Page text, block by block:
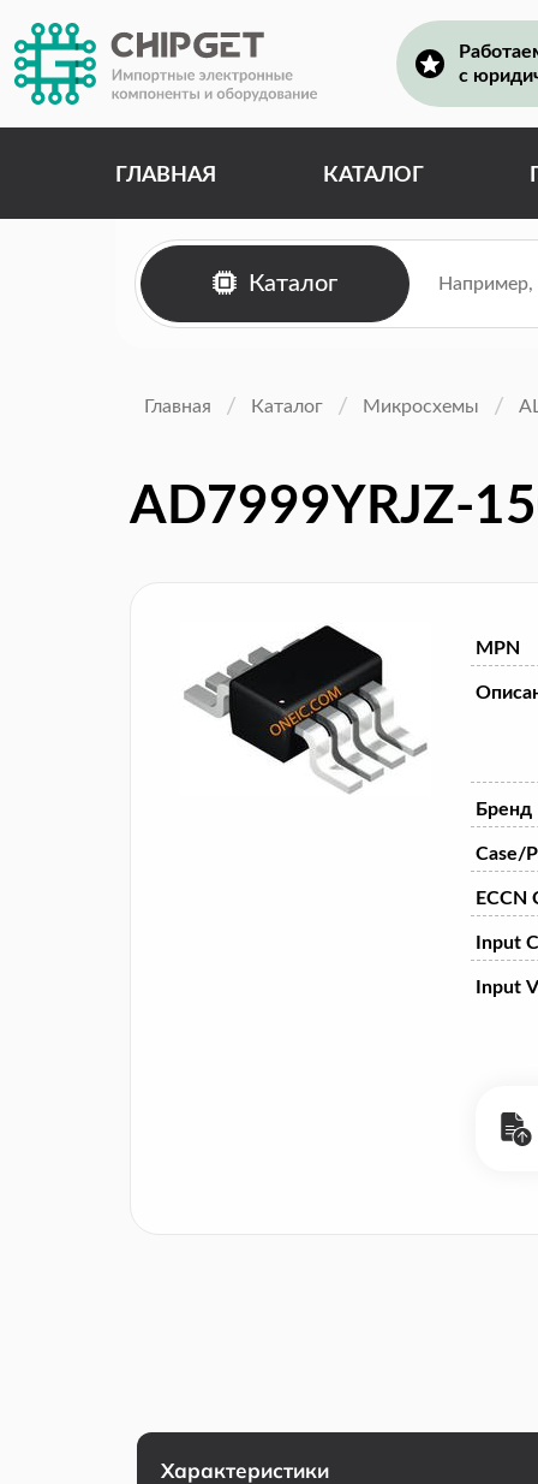
с
ГЛАВНАЯ КАТАЛОГ
Каталог
Главная Каталог Микросхемы
AD7999YRJZ-
MPN
Бренд
Case/
ECCN
Input
Input
Характеристики